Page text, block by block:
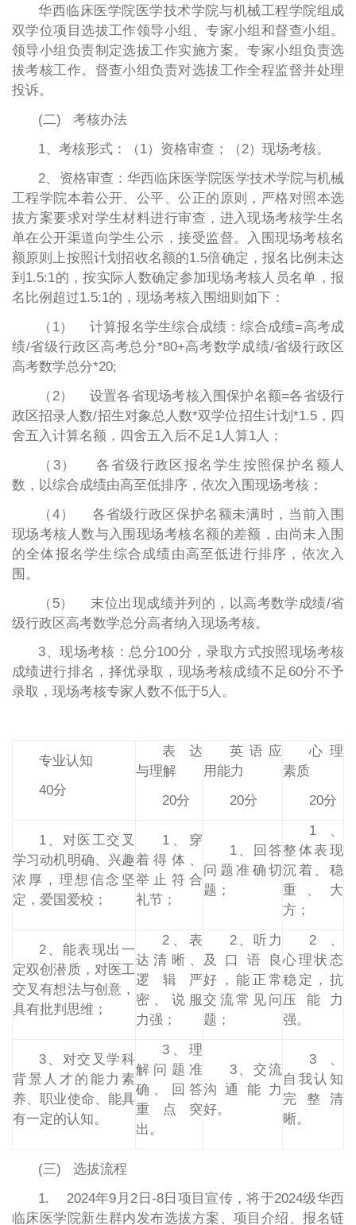
华西临床医学院医学技术学院与机械工程学院组成
双学位项目选拔工作领导小组、专家小组和督查小组。
领导小组负责制定选拔工作实施方案。专家小组负责选
拔考核工作。督查小组负责对选拔工作全程监督并处理
投诉。
(二) 考核办法
1、考核形式：（1）资格审查；（2）现场考核。
2、资格审查：华西临床医学院医学技术学院与机械
工程学院本着公开、公平、公正的原则，严格对照本选
拔方案要求对学生材料进行审查，进入现场考核学生名
单在公开渠道向学生公示，接受监督。入围现场考核名
额原则上按照计划招收名额的1.5倍确定，报名比例未达
到1.5:1的，按实际人数确定参加现场考核人员名单，报
名比例超过1.5:1的，现场考核入围细则如下：
（1） 计算报名学生综合成绩：综合成绩=高考成
绩/省级行政区高考总分*80+高考数学成绩/省级行政区
高考数学总分*20;
（2） 设置各省现场考核入围保护名额=各省级行
政区招录人数/招生对象总人数*双学位招生计划*1.5，四
舍五入计算名额，四舍五入后不足1人算1人；
（3） 各省级行政区报名学生按照保护名额人
数，以综合成绩由高至低排序，依次入围现场考核；
（4） 各省级行政区保护名额未满时，当前入围
现场考核人数与入围现场考核名额的差额，由尚未入围
的全体报名学生综合成绩由高至低进行排序，依次入
围。
（5） 末位出现成绩并列的，以高考数学成绩/省
级行政区高考数学总分高者纳入现场考核。
3、现场考核：总分100分，录取方式按照现场考核
成绩进行排名，择优录取，现场考核成绩不足60分不予
录取，现场考核专家人数不低于5人。
专业认知
40分
表达
与理解
20分
英语应
用能力
20分
心理
素质
20分
1、对医工交叉
学习动机明确、兴趣
浓厚，理想信念坚
定，爱国爱校；
1、穿
着得体、
举止符合
礼节；
1、回答
问题准确切
题；
1、
整体表现
沉着、稳
重、大
方；
2、能表现出一
定双创潜质，对医工
交叉有想法与创意，
具有批判思维；
2、表
达清晰、
逻辑严
密、说服
力强；
2、听力
及口语良
好，能正常
交流常见问
题；
2、
心理状态
稳定，抗
压能力
强。
3、对交叉学科
背景人才的能力素
养、职业使命、能具
有一定的认知。
3、理
解问题准
确、回答
重点突
出。
3、交流
沟通能力
好。
3、
自我认知
完整清
晰。
(三) 选拔流程
1. 2024年9月2日-8日项目宣传，将于2024级华西
临床医学院新生群内发布选拔方案、项目介绍、报名链